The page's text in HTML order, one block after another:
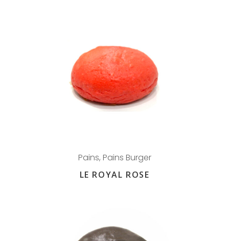
Pains, Pains Burger
LE ROYAL ROSE